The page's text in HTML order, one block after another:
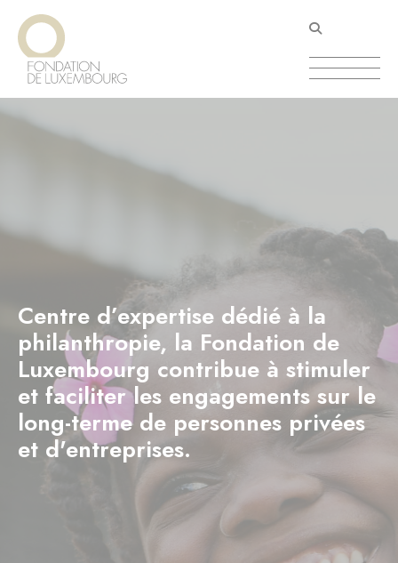
Aller
contenu
principal
Centre d’expertise dédié à la
philanthropie, la Fondation de
Luxembourg contribue à stimuler
et faciliter les engagements sur le
long-terme de personnes privées
et d'entreprises.
Panneau de gestion des cookies